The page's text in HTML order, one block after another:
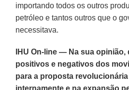
importando todos os outros
petróleo e tantos outros que o
necessitava.
IHU On-line — Na sua
positivos e negativos dos
para a proposta
internamente e na expansão